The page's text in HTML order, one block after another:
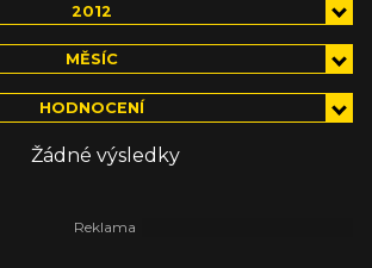
2012
MĚSÍC
HODNOCENÍ
Žádné výsledky